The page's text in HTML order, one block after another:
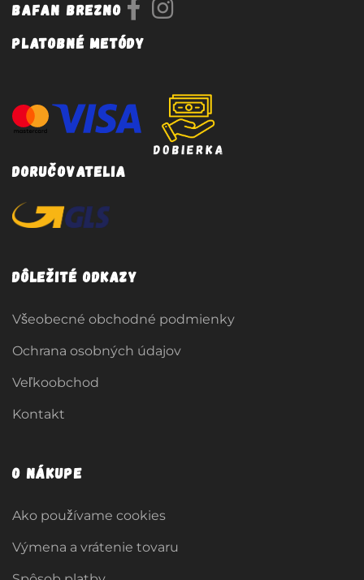
Bafan Brezno
Platobné metódy
Doručovatelia
Dôležité odkazy
Všeobecné obchodné podmienky
Ochrana osobných údajov
Veľkoobchod
Kontakt
O nákupe
Ako používame cookies
Výmena a vrátenie tovaru